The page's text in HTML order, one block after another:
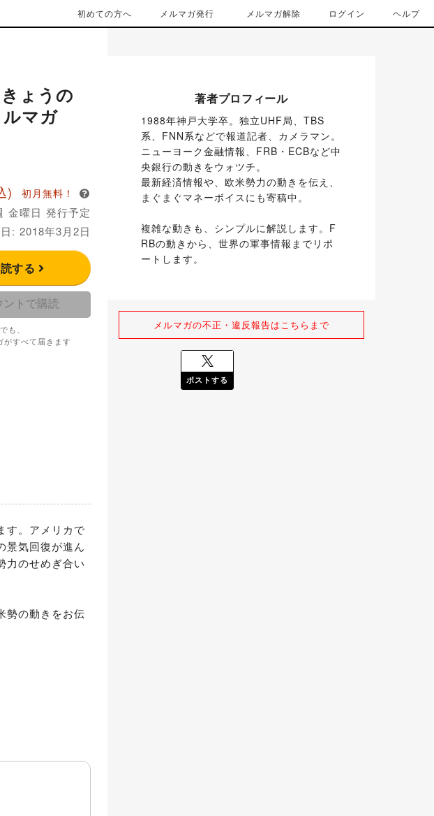
初めての方へ メルマガ発行 メルマガ解除 ログイン ヘルプ
ょうの
マガ
)
初月無料！
金曜日 発行予定
: 2018年3月2日
する
ントで購読
も、
がすべて届きます
す。アメリカで
景気回復が進ん
力のせめぎ合い
勢の動きをお伝
著者プロフィール
1988年神戸大学卒。独立UHF局、TBS
系、FNN系などで報道記者、カメラマン。
ニューヨーク金融情報、FRB・ECBなど中
央銀行の動きをウォツチ。
最新経済情報や、欧米勢力の動きを伝え、
まぐまぐマネーボイスにも寄稿中。
複雑な動きも、シンプルに解説します。F
RBの動きから、世界の軍事情報までリポ
ートします。
メルマガの不正・違反報告はこちらまで
ポストする